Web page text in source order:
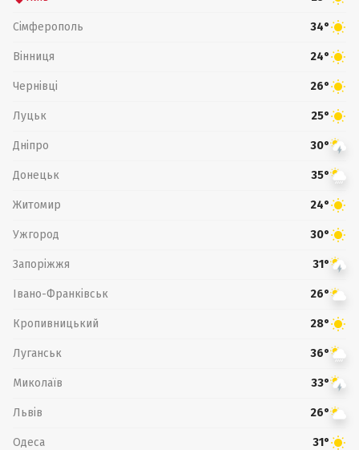
Сімферополь 34°
Вінниця 24°
Чернівці 26°
Луцьк 25°
Дніпро 30°
Донецьк 35°
Житомир 24°
Ужгород 30°
Запоріжжя 31°
Івано-Франківськ 26°
Кропивницький 28°
Луганськ 36°
Миколаїв 33°
Львів 26°
Одеса 31°